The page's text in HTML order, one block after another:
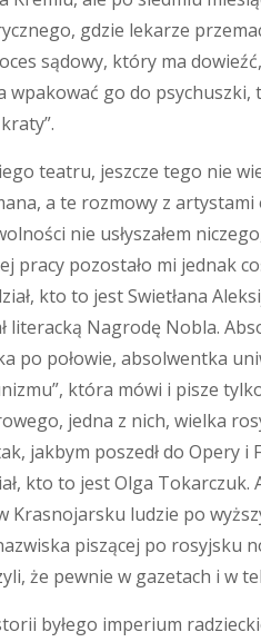
gdzie lekarze
sądowy, który ma
wpakować go do psychuszki,
teatru, jeszcze tego nie
a te rozmowy z
nie usłyszałem
pracy pozostało mi jednak
kto to jest Swietłana
literacką Nagrodę Nobla.
po połowie, absolwentka
która mówi i pisze
jedna z nich, wielka
jakbym poszedł do Opery i
kto to jest Olga Tokarczuk.
Krasnojarsku ludzie po
piszącej po rosyjsku
że pewnie w gazetach i w
byłego imperium